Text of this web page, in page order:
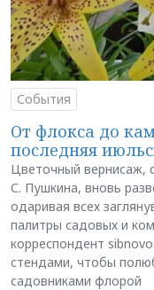
События
От флокса до
последняя
Цветочный вернисаж,
С. Пушкина, вновь
одаривая всех
палитры садовых и
корреспондент
стендами, чтобы
садовниками флорой